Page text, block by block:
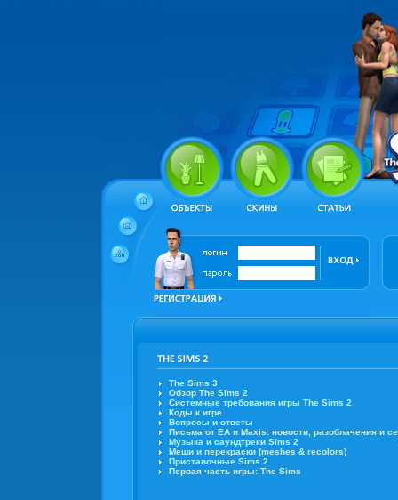
The Sims 3
Обзор The Sims 2
Системные требования игры The Sims 2
Коды к игре
Вопросы и ответы
Письма от EA и Maxis: новости, разоблачения и
Музыка и саундтреки Sims 2
Меши и перекраски (meshes & recolors)
Приставочные Sims 2
Первая часть игры: The Sims